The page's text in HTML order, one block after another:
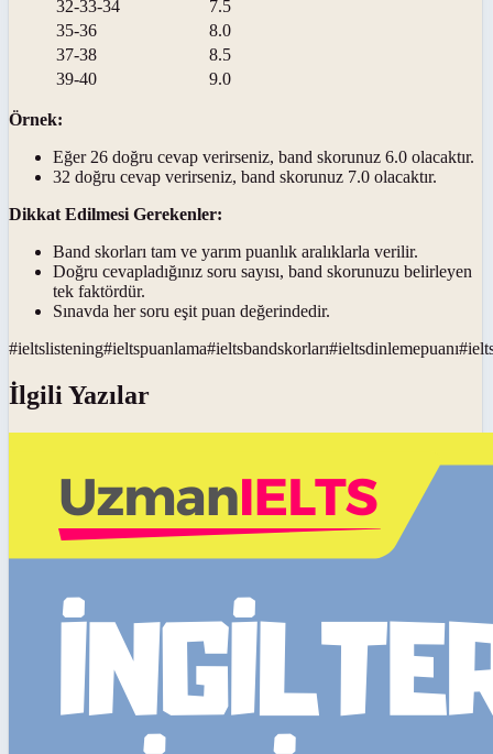
32-33-34
7.5
35-36
8.0
37-38
8.5
39-40
9.0
Örnek:
Eğer 26 doğru cevap verirseniz, band skorunuz 6.0 olacaktır.
32 doğru cevap verirseniz, band skorunuz 7.0 olacaktır.
Dikkat Edilmesi Gerekenler:
Band skorları tam ve yarım puanlık aralıklarla verilir.
Doğru cevapladığınız soru sayısı, band skorunuzu belirleyen
tek faktördür.
Sınavda her soru eşit puan değerindedir.
#ieltslistening#ieltspuanlama#ieltsbandskorları#ieltsdinlemepuanı#
İlgili Yazılar